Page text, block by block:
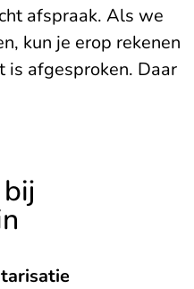
afspraak. Als we
kun je erop rekenen
is afgesproken. Daar